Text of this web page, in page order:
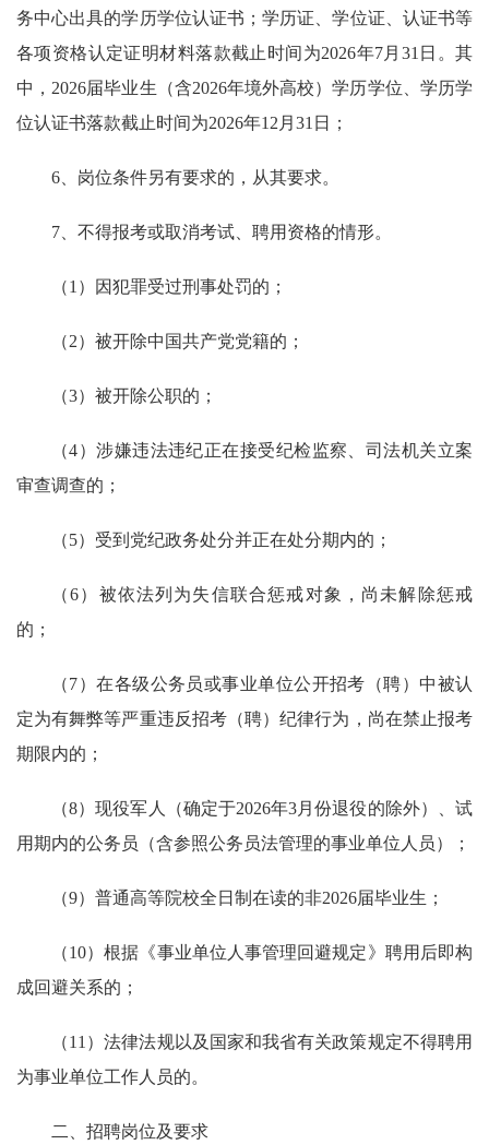
务中心出具的学历学位认证书；学历证、学位证、认证书等
各项资格认定证明材料落款截止时间为2026年7月31日。其
中，2026届毕业生（含2026年境外高校）学历学位、学历学
位认证书落款截止时间为2026年12月31日；
6、岗位条件另有要求的，从其要求。
7、不得报考或取消考试、聘用资格的情形。
（1）因犯罪受过刑事处罚的；
（2）被开除中国共产党党籍的；
（3）被开除公职的；
（4）涉嫌违法违纪正在接受纪检监察、司法机关立案
审查调查的；
（5）受到党纪政务处分并正在处分期内的；
（6）被依法列为失信联合惩戒对象，尚未解除惩戒
的；
（7）在各级公务员或事业单位公开招考（聘）中被认
定为有舞弊等严重违反招考（聘）纪律行为，尚在禁止报考
期限内的；
（8）现役军人（确定于2026年3月份退役的除外）、试
用期内的公务员（含参照公务员法管理的事业单位人员）；
（9）普通高等院校全日制在读的非2026届毕业生；
（10）根据《事业单位人事管理回避规定》聘用后即构
成回避关系的；
（11）法律法规以及国家和我省有关政策规定不得聘用
为事业单位工作人员的。
二、招聘岗位及要求